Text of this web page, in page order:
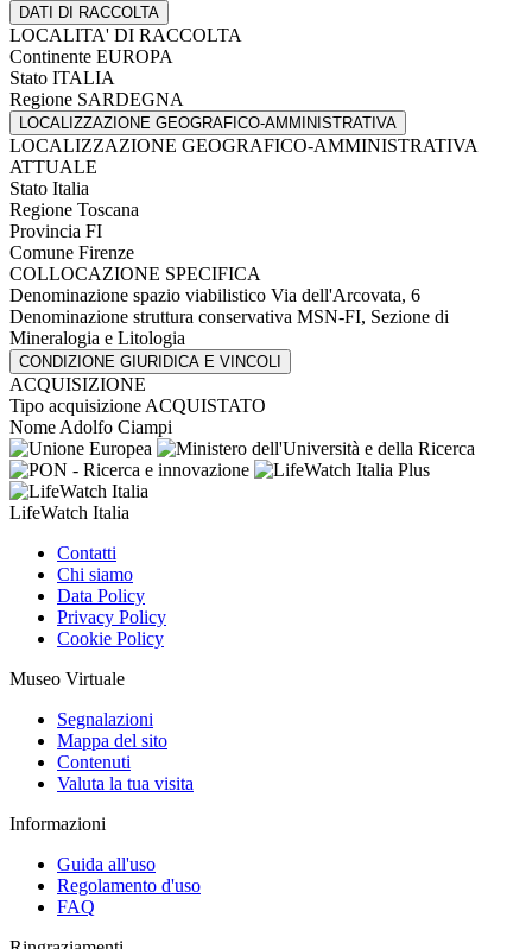
DATI DI RACCOLTA
LOCALITA' DI RACCOLTA
Continente EUROPA
Stato ITALIA
Regione SARDEGNA
LOCALIZZAZIONE GEOGRAFICO-AMMINISTRATIVA
LOCALIZZAZIONE GEOGRAFICO-AMMINISTRATIVA
ATTUALE
Stato Italia
Regione Toscana
Provincia FI
Comune Firenze
COLLOCAZIONE SPECIFICA
Denominazione spazio viabilistico Via dell'Arcovata, 6
Denominazione struttura conservativa MSN-FI, Sezione di
Mineralogia e Litologia
CONDIZIONE GIURIDICA E VINCOLI
ACQUISIZIONE
Tipo acquisizione ACQUISTATO
Nome Adolfo Ciampi
LifeWatch Italia
Contatti
Chi siamo
Data Policy
Privacy Policy
Cookie Policy
Museo Virtuale
Segnalazioni
Mappa del sito
Contenuti
Valuta la tua visita
Informazioni
Guida all'uso
Regolamento d'uso
FAQ